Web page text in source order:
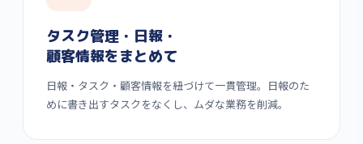
タスク管理・日報・
顧客情報をまとめて
日報・タスク・顧客情報を紐づけて一貫管理。日報のた
めに書き出すタスクをなくし、ムダな業務を削減。